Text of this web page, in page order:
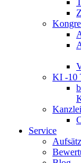
KI -10
Service